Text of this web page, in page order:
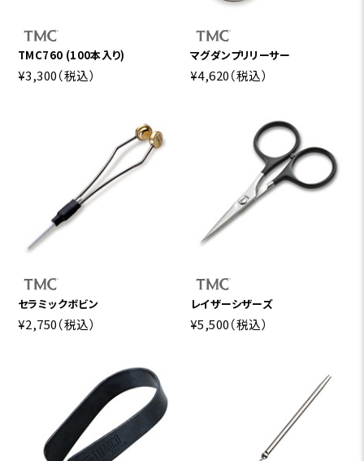
TMC760 (100本入り)
¥3,300（税込）
マグダンプリリーサー
¥4,620（税込）
セラミックボビン
¥2,750（税込）
レイザーシザーズ
¥5,500（税込）